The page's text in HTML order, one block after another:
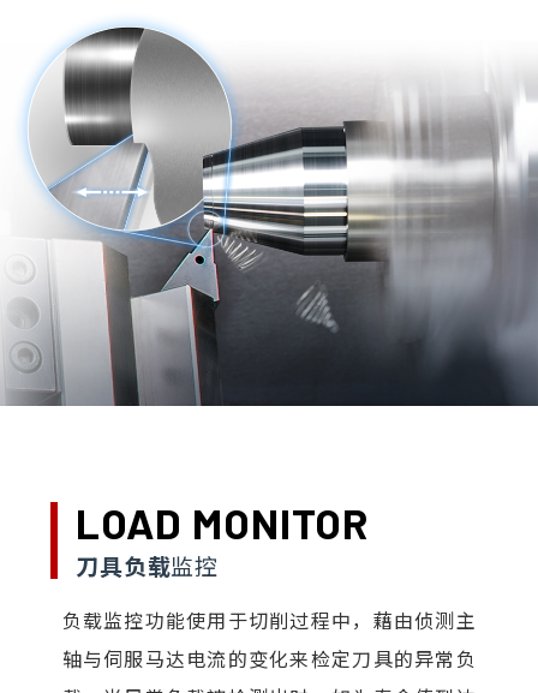
LOAD MONITOR
刀具负载监控
负载监控功能使用于切削过程中，藉由侦测主
轴与伺服马达电流的变化来检定刀具的异常负